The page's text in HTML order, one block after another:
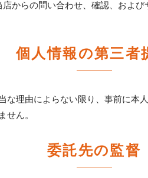
からの問い合わせ、確認、およ
個人情報の第三者
な理由によらない限り、事前に本
せん。
委託先の監督